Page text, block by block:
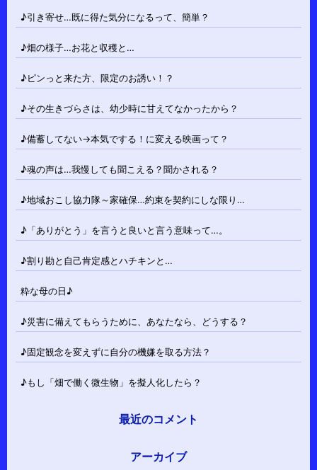
♪引き寄せ…既に得た気分になるって、簡単？
♪畑の様子…お花と収穫と…
♪ピンっと来た方、限定のお誘い！？
♪その生きづらさは、幼少時に甘えてなかったから？
♪備蓄してない→本気でする！に変える映画って？
♪魂の声は…我慢しても聞こえる？聞かされる？
♪地域おこし協力隊～家確保…約束を契約にしな限り…
♪「ありがとう」を言うと良いと言う意味って…。
♪割り勘と自己肯定感とハチキンと…
粋な母の日♪
♪災害に備えてもらうために、あなたなら、どうする？
♪固定観念を変えずに自分の機嫌を取る方法？
♪もし「畑で働く微生物」を擬人化したら？
最近のコメント
アーカイブ